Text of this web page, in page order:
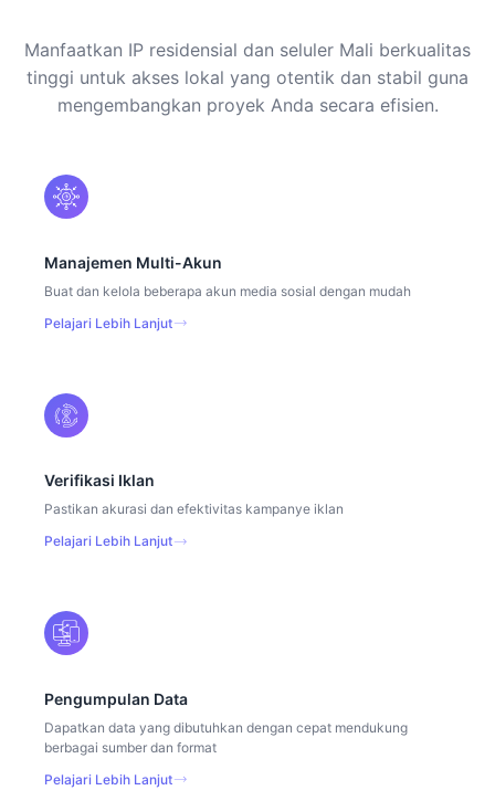
Manfaatkan IP residensial dan seluler Mali berkualitas
tinggi untuk akses lokal yang otentik dan stabil guna
mengembangkan proyek Anda secara efisien.
Manajemen Multi-Akun
Buat dan kelola beberapa akun media sosial dengan mudah
Pelajari Lebih Lanjut
Verifikasi Iklan
Pastikan akurasi dan efektivitas kampanye iklan
Pelajari Lebih Lanjut
Pengumpulan Data
Dapatkan data yang dibutuhkan dengan cepat mendukung
berbagai sumber dan format
Pelajari Lebih Lanjut